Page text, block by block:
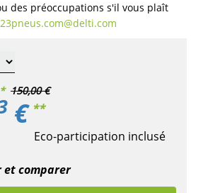
des préoccupations s'il vous plaît
* 150,00 €
€ **
Eco-participation inclusé
comparer